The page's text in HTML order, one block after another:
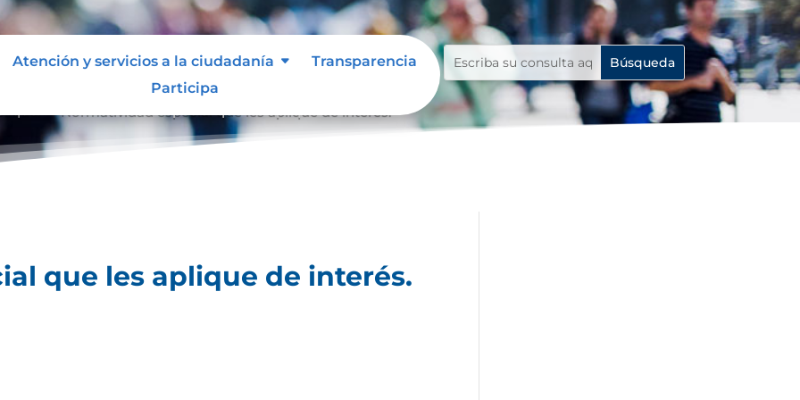
Atención y servicios a la ciudadanía
Transparencia
Participa
que les aplique de interés.